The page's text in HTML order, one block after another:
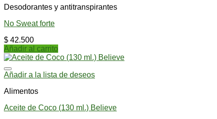
Desodorantes y antitranspirantes
No Sweat forte
$ 42.500
Añadir al carrito
Añadir a la lista de deseos
Alimentos
Aceite de Coco (130 ml.) Believe